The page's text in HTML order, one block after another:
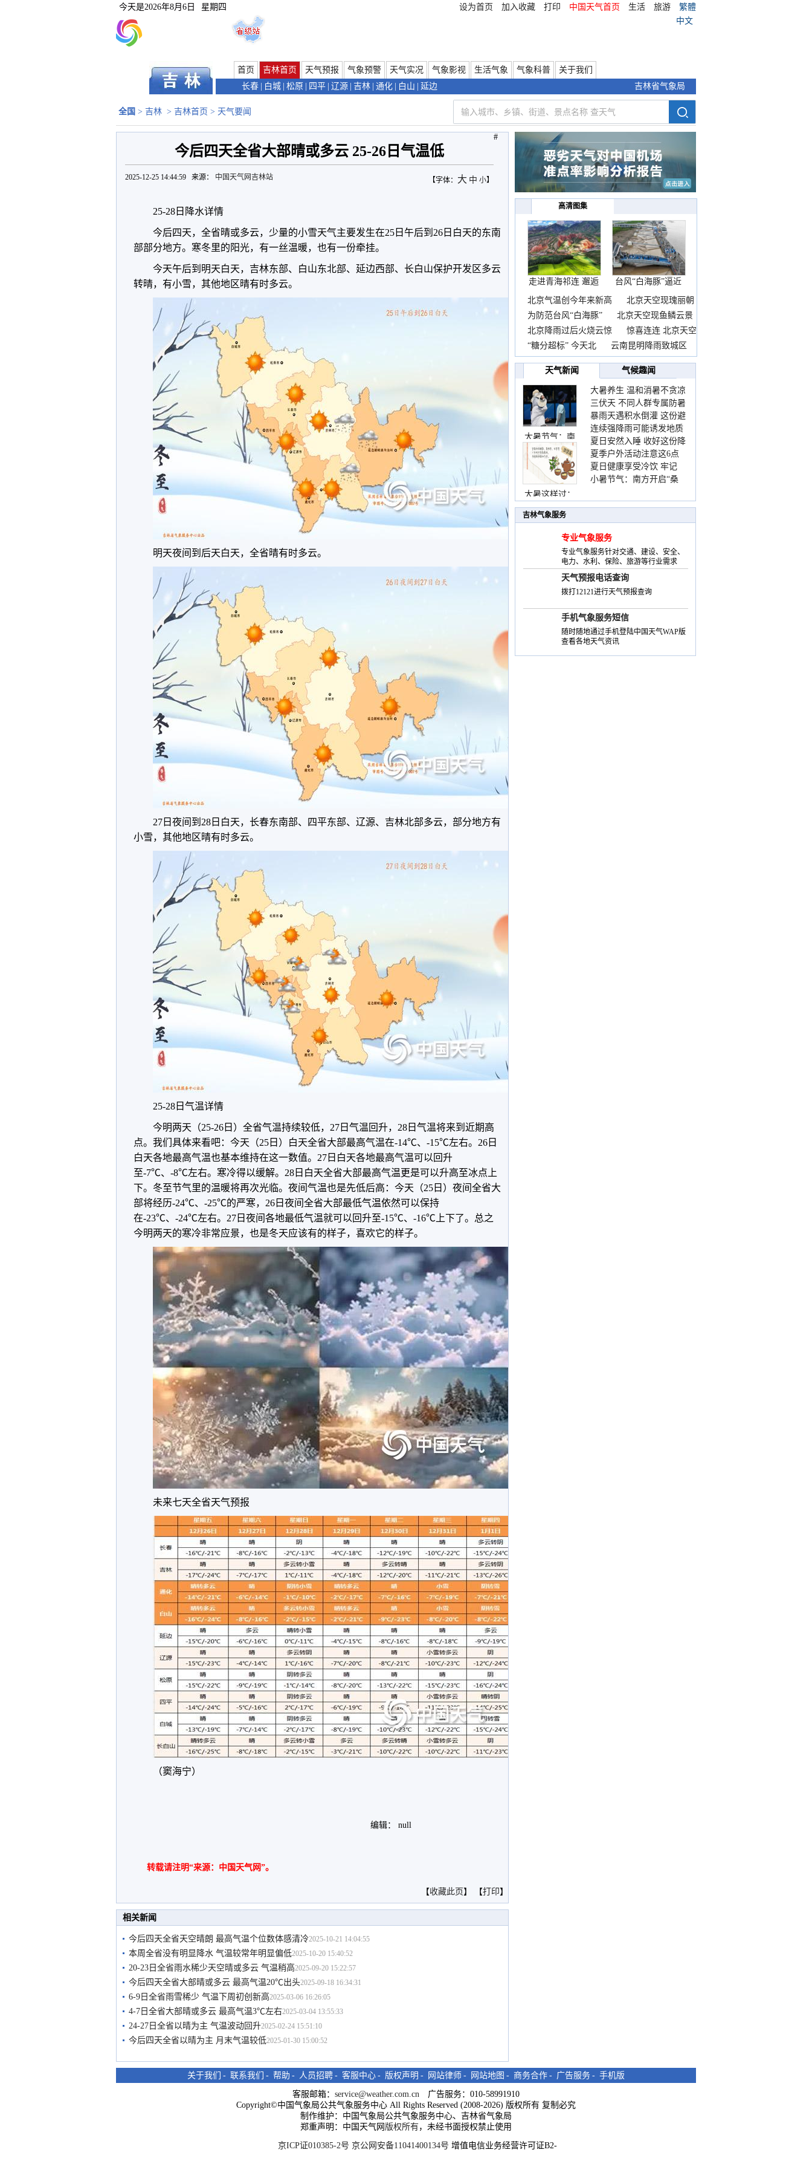
今天是2026年8月6日 星期四 设为首页 加入收藏 打印 中国天气首页 生活 旅游
繁體
中文
首页 吉林首页 天气预报 气象预警 天气实况 气象影视 生活气象 气象科普
关于我们
长春
白城 松原 四平 辽源 吉林 通化 白山 延边 吉林省气象局
全国 > 吉林 > 吉林首页 > 天气要闻
今后四天全省大部晴或多云 25-26日气温低
【字体： 大 中 小】
2025-12-25 14:44:59 来源： 中国天气网吉林站
25-28日降水详情
今后四天，全省晴或多云，少量的小雪天气主要发生在25日午后到26日白天的东南
部部分地方。寒冬里的阳光，有一丝温暖，也有一份牵挂。
今天午后到明天白天，吉林东部、白山东北部、延边西部、长白山保护开发区多云
转晴，有小雪，其他地区晴有时多云。
明天夜间到后天白天，全省晴有时多云。
27日夜间到28日白天，长春东南部、四平东部、辽源、吉林北部多云，部分地方有
小雪，其他地区晴有时多云。
25-28日气温详情
今明两天（25-26日）全省气温持续较低，27日气温回升，28日气温将来到近期高
点。我们具体来看吧：今天（25日）白天全省大部最高气温在-14℃、-15℃左右。26日
白天各地最高气温也基本维持在这一数值。27日白天各地最高气温可以回升
至-7℃、-8℃左右。寒冷得以缓解。28日白天全省大部最高气温更是可以升高至冰点上
下。冬至节气里的温暖将再次光临。夜间气温也是先低后高：今天（25日）夜间全省大
部将经历-24℃、-25℃的严寒，26日夜间全省大部最低气温依然可以保持
在-23℃、-24℃左右。27日夜间各地最低气温就可以回升至-15℃、-16℃上下了。总之
今明两天的寒冷非常应景，也是冬天应该有的样子，喜欢它的样子。
未来七天全省天气预报
（窦海宁）
#
编辑： null
转载请注明“来源：中国天气网”。
【收藏此页 】 【打印】
相关新闻
今后四天全省天空晴朗 最高气温个位数体感清冷2025-10-21 14:04:55
本周全省没有明显降水 气温较常年明显偏低2025-10-20 15:40:52
20-23日全省雨水稀少天空晴或多云 气温稍高2025-09-20 15:22:57
今后四天全省大部晴或多云 最高气温20℃出头2025-09-18 16:34:31
6-9日全省雨雪稀少 气温下周初创新高2025-03-06 16:26:05
4-7日全省大部晴或多云 最高气温3℃左右2025-03-04 13:55:33
24-27日全省以晴为主 气温波动回升2025-02-24 15:51:10
今后四天全省以晴为主 月末气温较低2025-01-30 15:00:52
高清图集
走进青海祁连 邂逅
一
台风“白海豚”逼近
北京气温创今年来新高
北京天空现瑰丽朝
霞
为防范台风“白海豚”
北京天空现鱼鳞云景
观
北京降雨过后火烧云惊
惊喜连连 北京天空
现
“糖分超标” 今天北
云南昆明降雨致城区
主
天气新闻
气候趣闻
大暑节气：南
大暑这样过：
大暑养生 温和消暑不贪凉
三伏天 不同人群专属防暑
要点请收好
暴雨天遇积水倒灌 这份避
险提示请收好
连续强降雨可能诱发地质
灾害 这些前兆要知道
夏日安然入睡 收好这份降
温小贴士
夏季户外活动注意这6点
防暑健身两不误
夏日健康享受冷饮 牢记
“两注意一控制”
小暑节气：南方开启“桑
季
吉林气象服务
专业气象服务
专业气象服务针对交通、建设、安全、
电力、水利、保险、旅游等行业需求
天气预报电话查询
拨打12121进行天气预报查询
手机气象服务短信
随时随地通过手机登陆中国天气WAP版
查看各地天气资讯
关于我们 - 联系我们 - 帮助 - 人员招聘 - 客服中心 - 版权声明 - 网站律师 - 网站地图 - 商务合作 - 广告服务 - 手机版
客服邮箱： service@weather.com.cn 广告服务：010-58991910
Copyright©中国气象局公共气象服务中心 All Rights Reserved (2008-2026) 版权所有 复制必究
制作维护：中国气象局公共气象服务中心、吉林省气象局
郑重声明：中国天气网 版权所有，未经书面授权禁止使用
京ICP证010385-2号 京公网安备11041400134号 增值电信业务经营许可证B2-